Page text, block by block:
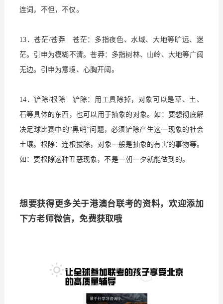
连词，不但，不仅。
13．苍茫/苍莽 苍茫：多指夜色、水域、大地等旷远、迷
茫。引申为模糊不清。苍莽：多指树林、山岭、大地等广阔
无边。引申为意境、心胸开阔。
14．铲除/根除 铲除：用工具除掉，对象可以是草、土、
石等具体的东西，也可以用于抽象的对象。如：要想彻底解
决足球比赛中的“黑哨”问题，必须铲除产生这一现象的社会
土壤。根除：连根拔除，对象一般是抽象的有害的事物等。
如：要根除这种丑恶现象，不是一朝一夕就能做到的。
想要获得更多关于港澳台联考的资料，欢迎添加
下方老师微信，免费获取哦